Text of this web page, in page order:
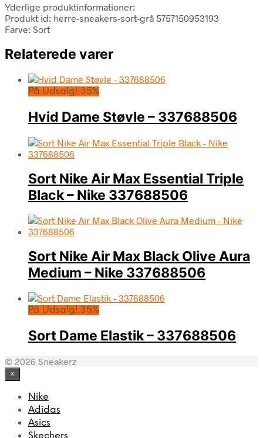
Yderlige produktinformationer:
Produkt id: herre-sneakers-sort-grå 5757150953193
Farve: Sort
Relaterede varer
På Udsalg! 35%
Hvid Dame Støvle – 337688506
Sort Nike Air Max Essential Triple
Black – Nike 337688506
Sort Nike Air Max Black Olive Aura
Medium – Nike 337688506
På Udsalg! 35%
Sort Dame Elastik – 337688506
© 2026 Sneakerz
×
Nike
Adidas
Asics
Skechers